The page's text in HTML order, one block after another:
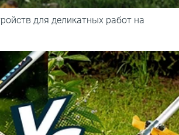
для деликатных работ на